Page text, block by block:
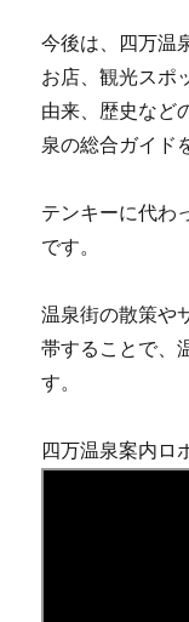
今後は、四万温
お店、観光スポ
由来、歴史など
泉の総合ガイド
テンキーに代わ
です。
温泉街の散策や
帯することで、
す。
四万温泉案内ロ